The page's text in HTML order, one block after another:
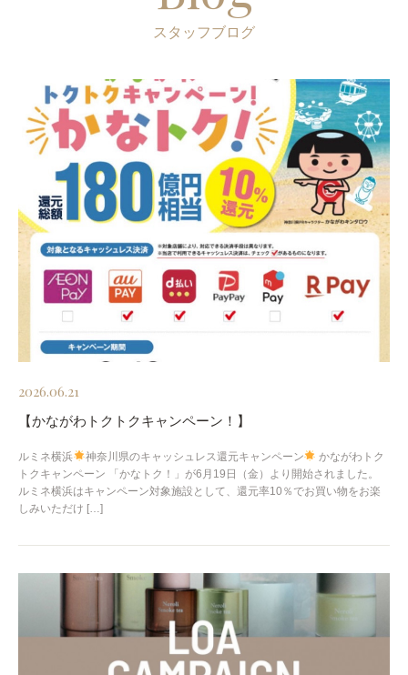
スタッフブログ
2026.06.21
【かながわトクトクキャンペーン！】
ルミネ横浜 神奈川県のキャッシュレス還元キャンペーン
かながわトク
トクキャンペーン 「かなトク！」が6月19日（金）より開始されました。
ルミネ横浜はキャンペーン対象施設として、還元率10％でお買い物をお楽
しみいただけ […]